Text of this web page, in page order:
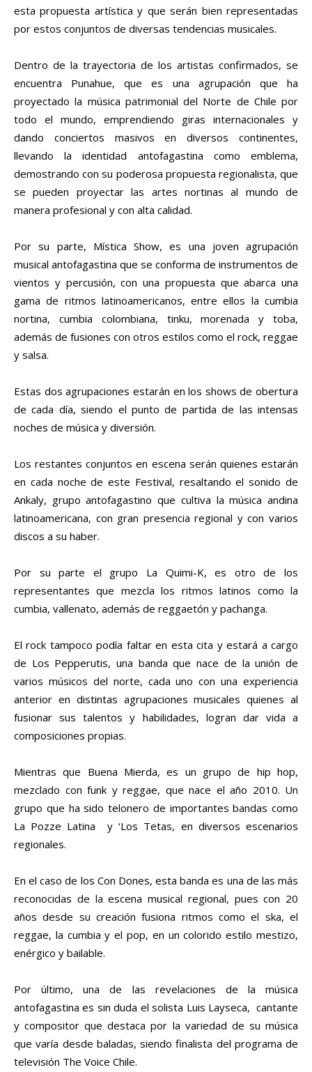
esta propuesta artística y que serán bien representadas
por estos conjuntos de diversas tendencias musicales.
Dentro de la trayectoria de los artistas confirmados, se
encuentra Punahue, que es una agrupación que ha
proyectado la música patrimonial del Norte de Chile por
todo el mundo, emprendiendo giras internacionales y
dando conciertos masivos en diversos continentes,
llevando la identidad antofagastina como emblema,
demostrando con su poderosa propuesta regionalista, que
se pueden proyectar las artes nortinas al mundo de
manera profesional y con alta calidad.
Por su parte, Mística Show, es una joven agrupación
musical antofagastina que se conforma de instrumentos de
vientos y percusión, con una propuesta que abarca una
gama de ritmos latinoamericanos, entre ellos la cumbia
nortina, cumbia colombiana, tinku, morenada y toba,
además de fusiones con otros estilos como el rock, reggae
y salsa.
Estas dos agrupaciones estarán en los shows de obertura
de cada día, siendo el punto de partida de las intensas
noches de música y diversión.
Los restantes conjuntos en escena serán quienes estarán
en cada noche de este Festival, resaltando el sonido de
Ankaly, grupo antofagastino que cultiva la música andina
latinoamericana, con gran presencia regional y con varios
discos a su haber.
Por su parte el grupo La Quimi-K, es otro de los
representantes que mezcla los ritmos latinos como la
cumbia, vallenato, además de reggaetón y pachanga.
El rock tampoco podía faltar en esta cita y estará a cargo
de Los Pepperutis, una banda que nace de la unión de
varios músicos del norte, cada uno con una experiencia
anterior en distintas agrupaciones musicales quienes al
fusionar sus talentos y habilidades, logran dar vida a
composiciones propias.
Mientras que Buena Mierda, es un grupo de hip hop,
mezclado con funk y reggae, que nace el año 2010. Un
grupo que ha sido telonero de importantes bandas como
La Pozze Latina y ‘Los Tetas, en diversos escenarios
regionales.
En el caso de los Con Dones, esta banda es una de las más
reconocidas de la escena musical regional, pues con 20
años desde su creación fusiona ritmos como el ska, el
reggae, la cumbia y el pop, en un colorido estilo mestizo,
enérgico y bailable.
Por último, una de las revelaciones de la música
antofagastina es sin duda el solista Luis Layseca, cantante
y compositor que destaca por la variedad de su música
que varía desde baladas, siendo finalista del programa de
televisión The Voice Chile.